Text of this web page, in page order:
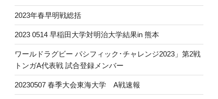
2023年春早明戦総括
2023 0514 早稲田大学対明治大学結果in 熊本
ワールドラグビー パシフィック･チャレンジ2023」第2戦
トンガA代表戦 試合登録メンバー
20230507 春季大会東海大学 A戦速報